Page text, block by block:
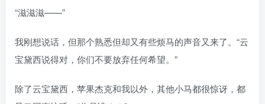
“滋滋滋——”
我刚想说话，但那个熟悉但却又有些烦马的声音又来了。“云
宝黛西说得对，你们不要放弃任何希望。”
除了云宝黛西，苹果杰克和我以外，其他小马都很惊讶，都